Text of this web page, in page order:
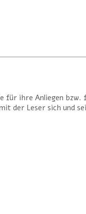
ihre Anliegen
der Leser sich